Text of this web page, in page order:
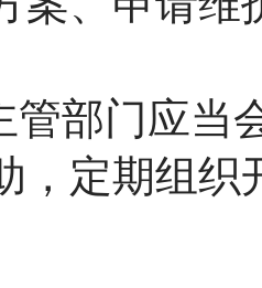
管部门应当
，定期组织